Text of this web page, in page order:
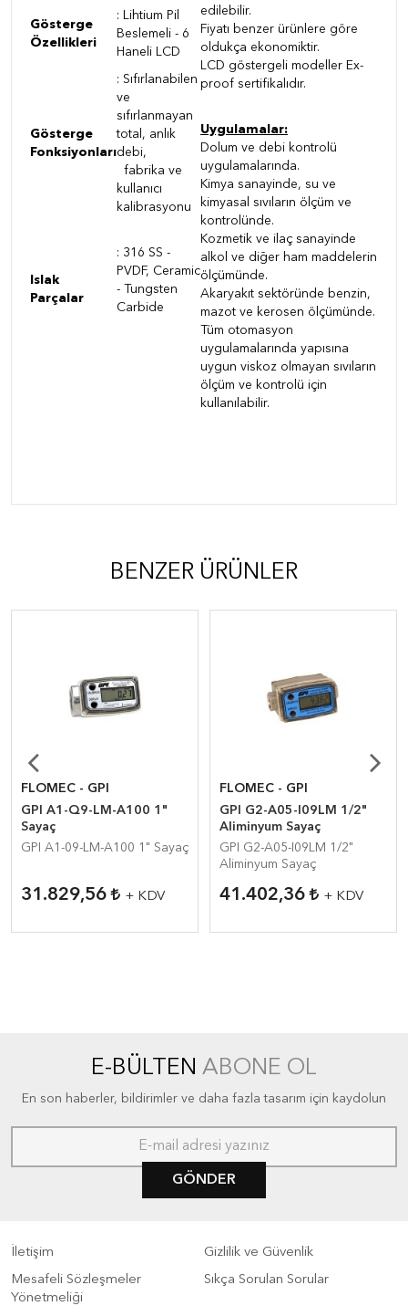
Gösterge
Özellikleri
: Lihtium Pil
Beslemeli - 6
Haneli LCD
Gösterge
Fonksiyonları
: Sıfırlanabilen
ve
sıfırlanmayan
total, anlık
debi,
fabrika ve
kullanıcı
kalibrasyonu
Islak
Parçalar
: 316 SS -
PVDF, Ceramic
- Tungsten
Carbide
edilebilir.
Fiyatı benzer ürünlere göre
oldukça ekonomiktir.
LCD göstergeli modeller Ex-
proof sertifikalıdır.
Uygulamalar:
Dolum ve debi kontrolü
uygulamalarında.
Kimya sanayinde, su ve
kimyasal sıvıların ölçüm ve
kontrolünde.
Kozmetik ve ilaç sanayinde
alkol ve diğer ham maddelerin
ölçümünde.
Akaryakıt sektöründe benzin,
mazot ve kerosen ölçümünde.
Tüm otomasyon
uygulamalarında yapısına
uygun viskoz olmayan sıvıların
ölçüm ve kontrolü için
kullanılabilir.
BENZER ÜRÜNLER
FLOMEC - GPI
GPI A1-Q9-LM-A100 1"
Sayaç
GPI A1-09-LM-A100 1" Sayaç
31.829,56 + KDV
FLOMEC - GPI
GPI G2-A05-I09LM 1/2"
Aliminyum Sayaç
GPI G2-A05-I09LM 1/2"
Aliminyum Sayaç
41.402,36 + KDV
E-BÜLTEN ABONE OL
En son haberler, bildirimler ve daha fazla tasarım için kaydolun
GÖNDER
İletişim
Gizlilik ve Güvenlik
Mesafeli Sözleşmeler
Yönetmeliği
Sıkça Sorulan Sorular